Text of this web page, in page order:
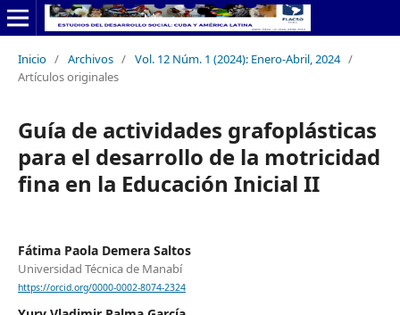
Inicio / Archivos / Vol. 12 Núm. 1 (2024): Enero-Abril, 2024 /
Artículos originales
Guía de actividades grafoplásticas
para el desarrollo de la motricidad
fina en la Educación Inicial II
Fátima Paola Demera Saltos
Universidad Técnica de Manabí
https://orcid.org/0000-0002-8074-2324